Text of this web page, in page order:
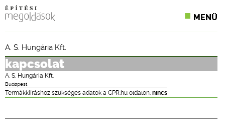
MENÜ
A. S. Hungária Kft.
kapcsolat
A. S. Hungária Kft.
Budapest
Termákkiíráshoz szükséges adatok a CPR.hu oldalon: nincs